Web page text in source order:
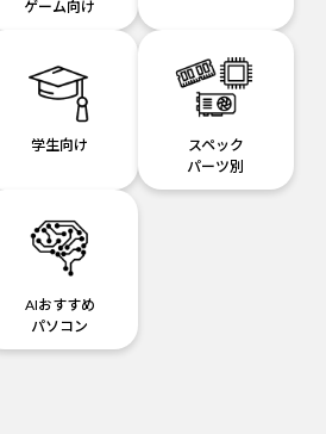
ゲーム向け
学生向け
スペック
パーツ別
AIおすすめ
パソコン